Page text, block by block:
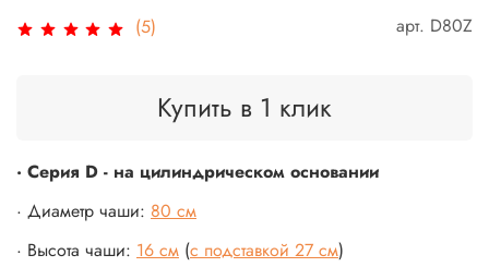
(5) арт. D80Z
Купить в 1 клик
· Серия D - на цилиндрическом основании
· Диаметр чаши: 80 см
· Высота чаши: 16 см (с подставкой 27 см)